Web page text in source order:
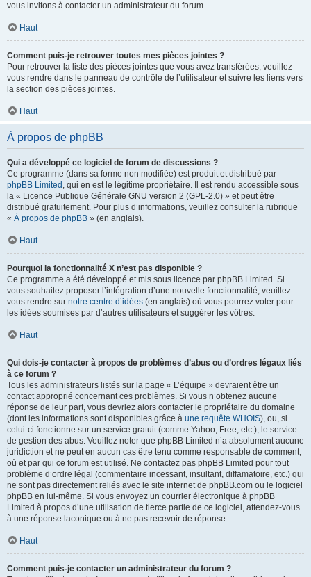
vous invitons à contacter un administrateur du forum.
Haut
Comment puis-je retrouver toutes mes pièces jointes ?
Pour retrouver la liste des pièces jointes que vous avez transférées, veuillez
vous rendre dans le panneau de contrôle de l’utilisateur et suivre les liens vers
la section des pièces jointes.
Haut
À propos de phpBB
Qui a développé ce logiciel de forum de discussions ?
Ce programme (dans sa forme non modifiée) est produit et distribué par
phpBB Limited , qui en est le légitime propriétaire. Il est rendu accessible sous
la « Licence Publique Générale GNU version 2 (GPL-2.0) » et peut être
distribué gratuitement. Pour plus d’informations, veuillez consulter la rubrique
« À propos de phpBB » (en anglais).
Haut
Pourquoi la fonctionnalité X n’est pas disponible ?
Ce programme a été développé et mis sous licence par phpBB Limited. Si
vous souhaitez proposer l’intégration d’une nouvelle fonctionnalité, veuillez
vous rendre sur notre centre d’idées (en anglais) où vous pourrez voter pour
les idées soumises par d’autres utilisateurs et suggérer les vôtres.
Haut
Qui dois-je contacter à propos de problèmes d’abus ou d’ordres légaux liés
à ce forum ?
Tous les administrateurs listés sur la page « L’équipe » devraient être un
contact approprié concernant ces problèmes. Si vous n’obtenez aucune
réponse de leur part, vous devriez alors contacter le propriétaire du domaine
(dont les informations sont disponibles grâce à une requête WHOIS), ou, si
celui-ci fonctionne sur un service gratuit (comme Yahoo, Free, etc.), le service
de gestion des abus. Veuillez noter que phpBB Limited n’a absolument aucune
juridiction et ne peut en aucun cas être tenu comme responsable de comment,
où et par qui ce forum est utilisé. Ne contactez pas phpBB Limited pour tout
problème d’ordre légal (commentaire incessant, insultant, diffamatoire, etc.) qui
ne sont pas directement reliés avec le site internet de phpBB.com ou le logiciel
phpBB en lui-même. Si vous envoyez un courrier électronique à phpBB
Limited à propos d’une utilisation de tierce partie de ce logiciel, attendez-vous
à une réponse laconique ou à ne pas recevoir de réponse.
Haut
Comment puis-je contacter un administrateur du forum ?